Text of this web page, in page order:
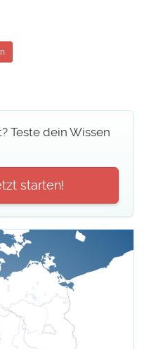
Teste dein Wissen
starten!